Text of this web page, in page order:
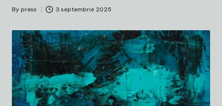
Posted
By press 3 septembrie 2025